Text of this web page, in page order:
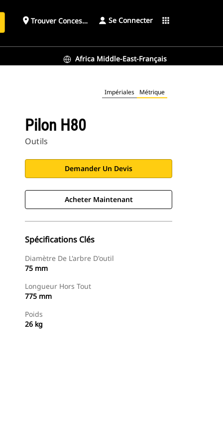
place Trouver ConcessionnaireSe Connecter apps
Africa Middle-East-Français
Impériales Métrique
Pilon H80
Outils
Demander Un Devis
Acheter Maintenant
Spécifications Clés
Diamètre De L'arbre D'outil
75 mm
Longueur Hors Tout
775 mm
Poids
26 kg